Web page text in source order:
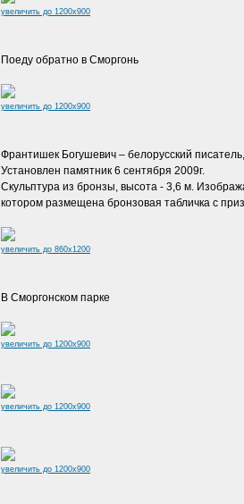
увеличить до 1200x900
Поеду обратно в Сморгонь
увеличить до 1200x900
Франтишек Богушевич – белорусский
Установлен памятник 6 сентября 2009г.
Скульптура из бронзы, высота - 3,6 м.
котором размещена бронзовая табличка с
увеличить до 860x1200
В Сморгонском парке
увеличить до 1200x900
увеличить до 1200x900
увеличить до 1200x900